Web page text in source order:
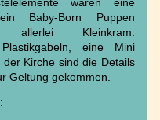
waren eine
Baby-Born Puppen
Kleinkram:
Plastikgabeln, eine Mini
der Kirche sind die Details
Geltung gekommen.